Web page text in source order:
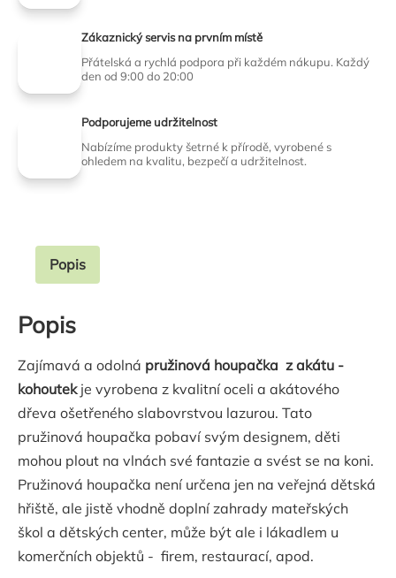
Zákaznický servis na prvním místě
Přátelská a rychlá podpora při každém nákupu. Každý
den od 9:00 do 20:00
Podporujeme udržitelnost
Nabízíme produkty šetrné k přírodě, vyrobené s
ohledem na kvalitu, bezpečí a udržitelnost.
Popis
Popis
Zajímavá a odolná pružinová houpačka z akátu -
kohoutekje vyrobena z kvalitní oceli a akátového
dřeva ošetřeného slabovrstvou lazurou. Tato
pružinová houpačka pobaví svým designem, děti
mohou plout na vlnách své fantazie a svést se na koni.
Pružinová houpačka není určena jen na veřejná dětská
hřiště, ale jistě vhodně doplní zahrady mateřských
škol a dětských center, může být ale i lákadlem u
komerčních objektů - firem, restaurací, apod.